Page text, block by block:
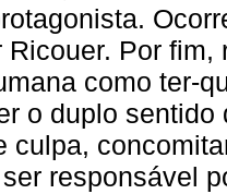
Ricouer. Por
como ter-
o duplo
culpa,
responsável